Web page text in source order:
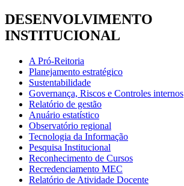
DESENVOLVIMENTO
INSTITUCIONAL
A Pró-Reitoria
Planejamento estratégico
Sustentabilidade
Governança, Riscos e Controles internos
Relatório de gestão
Anuário estatístico
Observatório regional
Tecnologia da Informação
Pesquisa Institucional
Reconhecimento de Cursos
Recredenciamento MEC
Relatório de Atividade Docente